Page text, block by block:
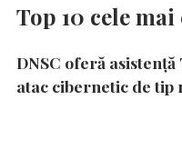
Top 10 cele
DNSC oferă
atac cibernetic de tip